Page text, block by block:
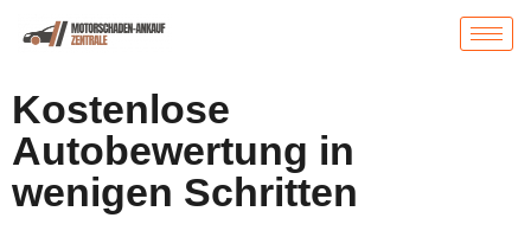
Kostenlose
Autobewertung in
wenigen Schritten